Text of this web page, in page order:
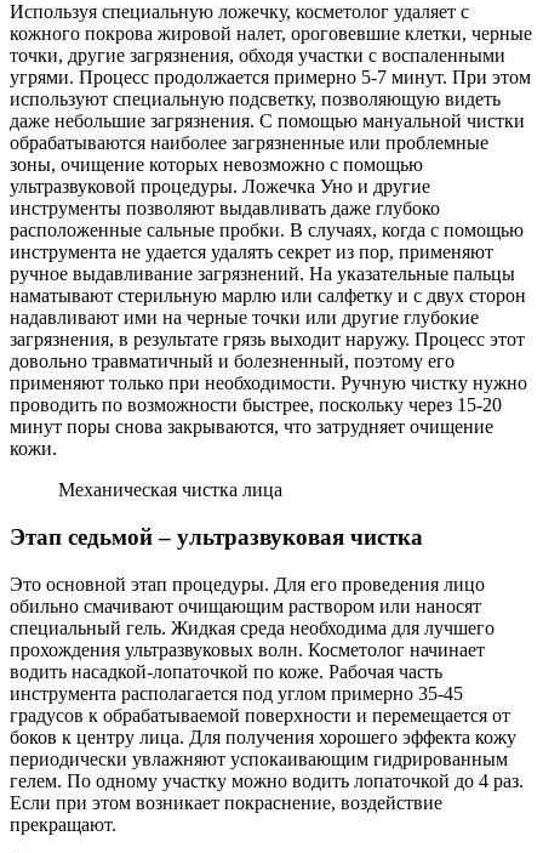
Используя специальную ложечку, косметолог удаляет с
кожного покрова жировой налет, ороговевшие клетки, черные
точки, другие загрязнения, обходя участки с воспаленными
угрями. Процесс продолжается примерно 5-7 минут. При этом
используют специальную подсветку, позволяющую видеть
даже небольшие загрязнения. С помощью мануальной чистки
обрабатываются наиболее загрязненные или проблемные
зоны, очищение которых невозможно с помощью
ультразвуковой процедуры. Ложечка Уно и другие
инструменты позволяют выдавливать даже глубоко
расположенные сальные пробки. В случаях, когда с помощью
инструмента не удается удалять секрет из пор, применяют
ручное выдавливание загрязнений. На указательные пальцы
наматывают стерильную марлю или салфетку и с двух сторон
надавливают ими на черные точки или другие глубокие
загрязнения, в результате грязь выходит наружу. Процесс этот
довольно травматичный и болезненный, поэтому его
применяют только при необходимости. Ручную чистку нужно
проводить по возможности быстрее, поскольку через 15-20
минут поры снова закрываются, что затрудняет очищение
кожи.
Механическая чистка лица
Этап седьмой – ультразвуковая чистка
Это основной этап процедуры. Для его проведения лицо
обильно смачивают очищающим раствором или наносят
специальный гель. Жидкая среда необходима для лучшего
прохождения ультразвуковых волн. Косметолог начинает
водить насадкой-лопаточкой по коже. Рабочая часть
инструмента располагается под углом примерно 35-45
градусов к обрабатываемой поверхности и перемещается от
боков к центру лица. Для получения хорошего эффекта кожу
периодически увлажняют успокаивающим гидрированным
гелем. По одному участку можно водить лопаточкой до 4 раз.
Если при этом возникает покраснение, воздействие
прекращают.